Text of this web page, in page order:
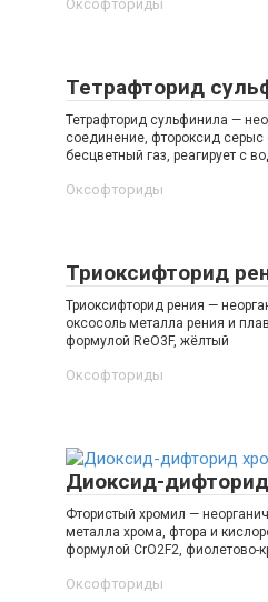
Оксофториды‎
Тетрафторид
Тетрафторид сульфинила —
соединение, фтороксид серыс
бесцветный газ, реагирует с
Оксофториды‎
Триоксифторид
Триоксифторид рения —
оксосоль металла рения и
формулой ReO3F, жёлтый
Оксофториды‎
Диоксид-
Фтористый хромил —
металла хрома, фтора и
формулой CrO2F2, фиолетово-
Оксофториды‎